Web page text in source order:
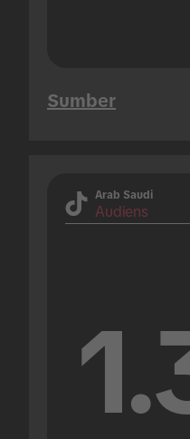
Sumber
Arab Saudi
Audiens